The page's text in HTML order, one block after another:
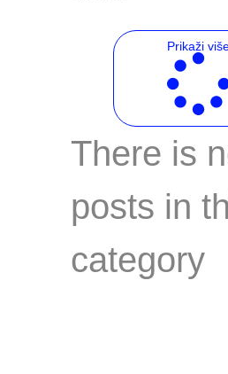
Prikaži
There is
posts in
category